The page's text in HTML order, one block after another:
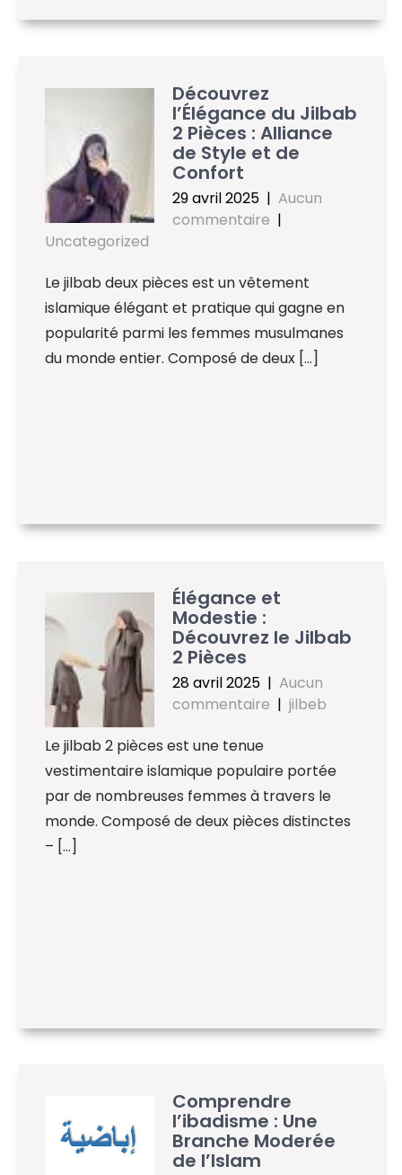
Découvrez
l’Élégance du Jilbab
2 Pièces : Alliance
de Style et de
Confort
29 avril 2025 | Aucun
commentaire |
Uncategorized
Le jilbab deux pièces est un vêtement
islamique élégant et pratique qui gagne en
popularité parmi les femmes musulmanes
du monde entier. Composé de deux […]
Élégance et
Modestie :
Découvrez le Jilbab
2 Pièces
28 avril 2025 | Aucun
commentaire | jilbeb
Le jilbab 2 pièces est une tenue
vestimentaire islamique populaire portée
par de nombreuses femmes à travers le
monde. Composé de deux pièces distinctes
– […]
Comprendre
l’ibadisme : Une
Branche Moderée
de l’Islam